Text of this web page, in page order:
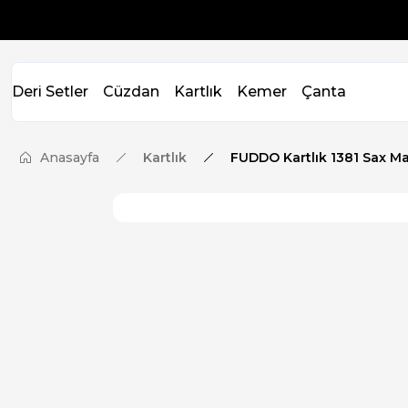
Deri Setler Cüzdan Kartlık Kemer Çanta
Anasayfa Kartlık FUDDO Kartlık 1381 Sax